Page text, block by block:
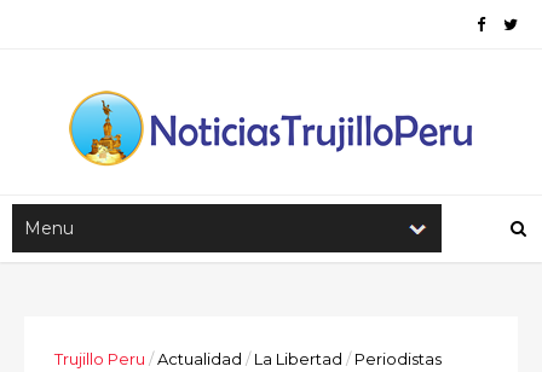
Trujillo Peru /Actualidad / La Libertad / Periodistas